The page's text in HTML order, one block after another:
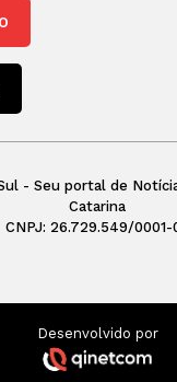
- Seu portal de
Catarina
CNPJ: 26.729.549/0001-
Desenvolvido por